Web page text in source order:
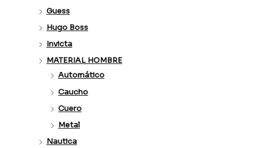
Guess
Hugo Boss
Invicta
MATERIAL HOMBRE
Automático
Caucho
Cuero
Metal
Nautica